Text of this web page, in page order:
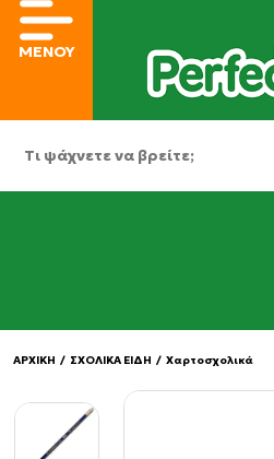
ΜΕΝΟΥ
ΑΡΧΙΚΗ / ΣΧΟΛΙΚΑ ΕΙΔΗ / Χαρτοσχολικά